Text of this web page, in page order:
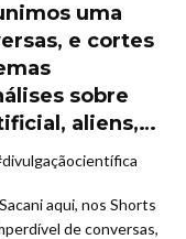
uma
e cortes
sobre
aliens,…
aqui, nos Shorts
de conversas,